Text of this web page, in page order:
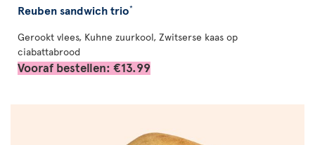
Reuben sandwich trio*
Gerookt vlees, Kuhne zuurkool, Zwitserse kaas op
ciabattabrood
Vooraf bestellen: €13.99